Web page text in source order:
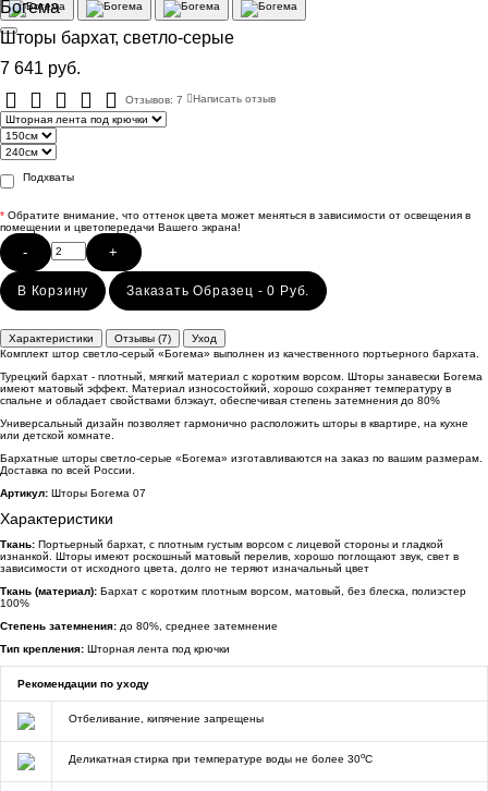
Богема
Шторы бархат, светло-серые
7 641 руб.
Отзывов: 7 Написать отзыв
Подхваты
* Обратите внимание, что оттенок цвета может меняться в зависимости от освещения в
помещении и цветопередачи Вашего экрана!
- +
В Корзину Заказать Образец - 0 Руб.
Характеристики Отзывы (7)
Уход
Комплект штор светло-серый «Богема» выполнен из качественного портьерного бархата.
Турецкий бархат - плотный, мягкий материал с коротким ворсом. Шторы занавески Богема
имеют матовый эффект. Материал износостойкий, хорошо сохраняет температуру в
спальне и обладает свойствами блэкаут, обеспечивая степень затемнения до 80%
Универсальный дизайн позволяет гармонично расположить шторы в квартире, на кухне
или детской комнате.
Бархатные шторы светло-серые «Богема» изготавливаются на заказ по вашим размерам.
Доставка по всей России.
Артикул: Шторы Богема 07
Характеристики
Ткань: Портьерный бархат, с плотным густым ворсом с лицевой стороны и гладкой
изнанкой. Шторы имеют роскошный матовый перелив, хорошо поглощают звук, свет в
зависимости от исходного цвета, долго не теряют изначальный цвет
Ткань (материал): Бархат с коротким плотным ворсом, матовый, без блеска, полиэстер
100%
Степень затемнения: до 80%, среднее затемнение
Тип крепления: Шторная лента под крючки
Рекомендации по уходу
Отбеливание, кипячение запрещены
Деликатная стирка при температуре воды не более 30oC